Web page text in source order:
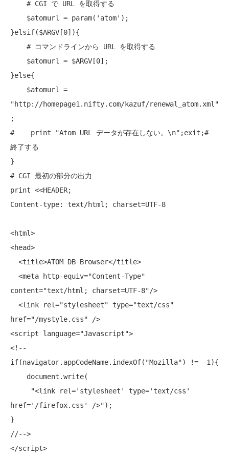
# CGI で URL を取得する
}elsif($ARGV[0]){
# コマンドラインから URL を取得する
}else{
"http://homepage1.nifty.com/kazuf/renewal_atom.xml"
#    print "Atom URL データが存在しない。\n";exit;#
終了する
# CGI 最初の部分の出力
print <<HEADER;
Content-type: text/html; charset=UTF-8
<html>
<head>
  <meta http-equiv=
"Content-Type"
content="text/html; charset=UTF-8"/>
  <
link rel="stylesheet" type="text/css"
href="/mystyle.css" />
<script language="Javascript">
if(navigator.appCodeName.indexOf( "Mozilla") != -1){
"<link rel='stylesheet' type='text/css'
href='/firefox.css' />");
}
//-->
</script>